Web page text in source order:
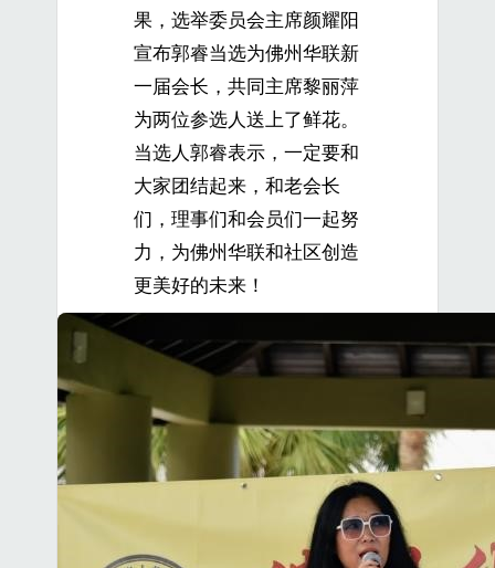
果，选举委员会主席颜耀阳
宣布郭睿当选为佛州华联新
一届会长，共同主席黎丽萍
为两位参选人送上了鲜花。
当选人郭睿表示，一定要和
大家团结起来，和老会长
们，理事们和会员们一起努
力，为佛州华联和社区创造
更美好的未来！